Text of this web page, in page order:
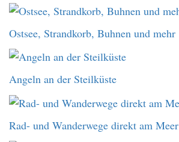
Ostsee, Strandkorb, Buhnen und mehr
Angeln an der Steilküste
Rad- und Wanderwege direkt am Meer